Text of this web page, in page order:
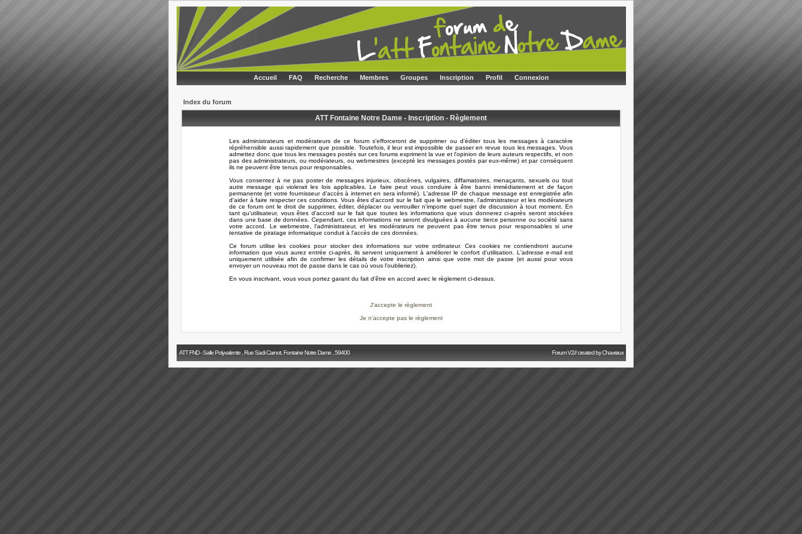
Accueil FAQ Recherche Membres Groupes Inscription Profil Connexion
Index du forum
ATT Fontaine Notre Dame - Inscription - Règlement
Les administrateurs et modérateurs de ce forum s'efforceront de supprimer ou d'éditer tous les messages à caractère
répréhensible aussi rapidement que possible. Toutefois, il leur est impossible de passer en revue tous les messages. Vous
admettez donc que tous les messages postés sur ces forums expriment la vue et l'opinion de leurs auteurs respectifs, et non
pas des administrateurs, ou modérateurs, ou webmestres (excepté les messages postés par eux-même) et par conséquent
ils ne peuvent être tenus pour responsables.
Vous consentez à ne pas poster de messages injurieux, obscènes, vulgaires, diffamatoires, menaçants, sexuels ou tout
autre message qui violerait les lois applicables. Le faire peut vous conduire à être banni immédiatement et de façon
permanente (et votre fournisseur d'accès à internet en sera informé). L'adresse IP de chaque message est enregistrée afin
d'aider à faire respecter ces conditions. Vous êtes d'accord sur le fait que le webmestre, l'administrateur et les modérateurs
de ce forum ont le droit de supprimer, éditer, déplacer ou verrouiller n'importe quel sujet de discussion à tout moment. En
tant qu'utilisateur, vous êtes d'accord sur le fait que toutes les informations que vous donnerez ci-après seront stockées
dans une base de données. Cependant, ces informations ne seront divulguées à aucune tierce personne ou société sans
votre accord. Le webmestre, l'administrateur, et les modérateurs ne peuvent pas être tenus pour responsables si une
tentative de piratage informatique conduit à l'accès de ces données.
Ce forum utilise les cookies pour stocker des informations sur votre ordinateur. Ces cookies ne contiendront aucune
information que vous aurez entrée ci-après, ils servent uniquement à améliorer le confort d'utilisation. L'adresse e-mail est
uniquement utilisée afin de confirmer les détails de votre inscription ainsi que votre mot de passe (et aussi pour vous
envoyer un nouveau mot de passe dans le cas où vous l'oublieriez).
En vous inscrivant, vous vous portez garant du fait d'être en accord avec le règlement ci-dessus.
J'accepte le règlement
Je n'accepte pas le règlement
ATT FND - Salle Polyvalente , Rue Sadi Carnot, Fontaine Notre Dame , 59400 Forum V2// created by Chavrøux